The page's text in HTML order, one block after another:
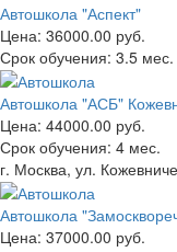
Автошкола "Аспект"
Цена: 36000.00 руб.
Срок обучения: 3.5 мес.
Автошкола "АСБ"
Цена: 44000.00 руб.
Срок обучения: 4 мес.
г. Москва, ул.
Автошкола
Цена: 37000.00 руб.